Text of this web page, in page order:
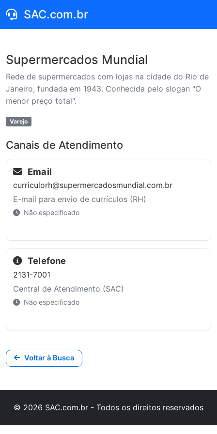
SAC.com.br
Supermercados Mundial
Rede de supermercados com lojas na cidade do Rio de
Janeiro, fundada em 1943. Conhecida pelo slogan "O
menor preço total".
Varejo
Canais de Atendimento
Email
curriculorh@supermercadosmundial.com.br
E-mail para envio de currículos (RH)
Não especificado
Telefone
2131-7001
Central de Atendimento (SAC)
Não especificado
Voltar à Busca
© 2026 SAC.com.br - Todos os direitos reservados